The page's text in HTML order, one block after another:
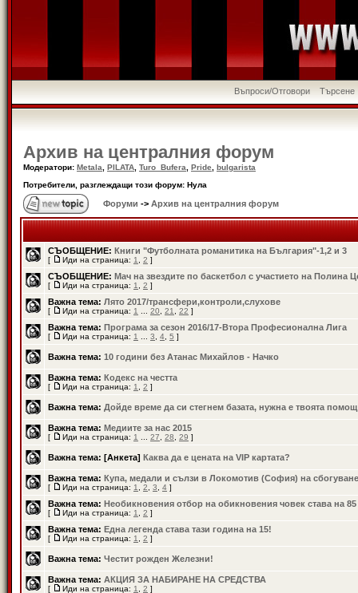
Въпроси/Отговори Търсене
Архив на централния форум
Модератори: Metala PILATA Turo_Bufera Pride
bulgarista
Потребители, разглеждащи този форум: Нула
Форуми -> Архив на централния форум
СЪОБЩЕНИЕ: Книги "Футболната романитика на България"-1,2 и 3
[ Иди на страница: 1 2 ]
СЪОБЩЕНИЕ: Мач на звездите по баскетбол с участието на Полина
[ Иди на страница: 1 2 ]
Важна тема: Лято 2017/трансфери,контроли,слухове
[ Иди на страница: 1 20 21 22 ]
Важна тема: Програма за сезон 2016/17-Втора Професионална Лига
[ Иди на страница: 1 3 4 5 ]
Важна тема: 10 години без Атанас Михайлов - Начко
Важна тема: Кодекс на честта
[ Иди на страница: 1 2 ]
Важна тема: Дойде време да си стегнем базата, нужна е твоята
Важна тема: Медиите за нас 2015
[ Иди на страница: 1 27 28 29 ]
Важна тема: [Анкета] Каква да е цената на VIP картата?
Важна тема: Купа, медали и сълзи в Локомотив (София) на сбогуване
[ Иди на страница: 1 2 3 4 ]
Важна тема: Необикновения отбор на обикновения човек става на 85
[ Иди на страница: 1 2 ]
Важна тема: Една легенда става тази година на 15!
[ Иди на страница: 1 2 ]
Важна тема: Честит рожден Железни!
Важна тема: АКЦИЯ ЗА НАБИРАНЕ НА СРЕДСТВА
[ Иди на страница: 1 2 ]